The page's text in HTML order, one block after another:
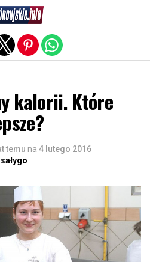
kalorii. Które
temu na 4 lutego 2016
version